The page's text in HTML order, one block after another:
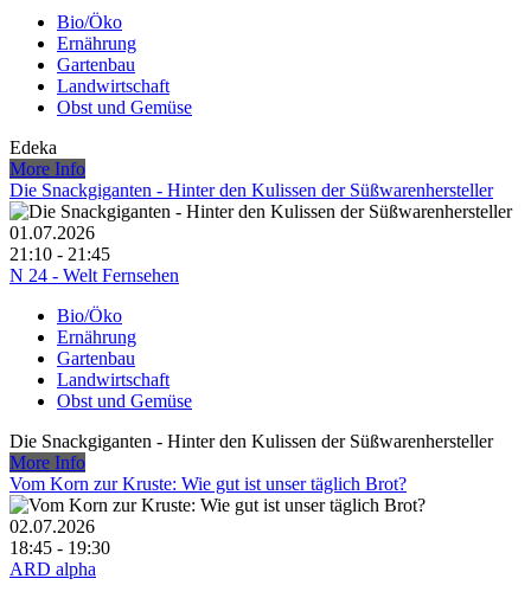
Bio/Öko
Ernährung
Gartenbau
Landwirtschaft
Obst und Gemüse
Edeka
More Info
Die Snackgiganten - Hinter den Kulissen der Süßwarenhersteller
01.07.2026
21:10 - 21:45
N 24 - Welt Fernsehen
Bio/Öko
Ernährung
Gartenbau
Landwirtschaft
Obst und Gemüse
Die Snackgiganten - Hinter den Kulissen der Süßwarenhersteller
More Info
Vom Korn zur Kruste: Wie gut ist unser täglich Brot?
02.07.2026
18:45 - 19:30
ARD alpha